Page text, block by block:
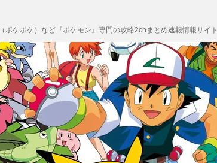
ケポケ）など『ポケモン』専門の攻略2chまとめ速報情報サイト